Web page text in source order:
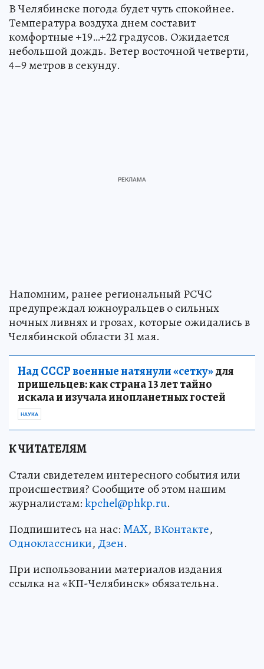
В Челябинске погода будет чуть спокойнее.
Температура воздуха днем составит
комфортные +19…+22 градусов. Ожидается
небольшой дождь. Ветер восточной четверти,
4–9 метров в секунду.
Напомним, ранее региональный РСЧС
предупреждал южноуральцев о сильных
ночных ливнях и грозах, которые ожидались в
Челябинской области 31 мая.
Над СССР военные натянули «сетку»для
пришельцев: как страна 13 лет тайно
искала и изучала инопланетных гостей
НАУКА
К ЧИТАТЕЛЯМ
Стали свидетелем интересного события или
происшествия? Сообщите об этом нашим
журналистам:kpchel@phkp.ru.
Подпишитесь на нас:MAX, ВКонтакте,
Одноклассники, Дзен.
При использовании материалов издания
ссылка на «КП-Челябинск» обязательна.